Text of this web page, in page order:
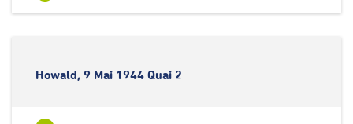
Howald, 9 Mai 1944 Quai 2